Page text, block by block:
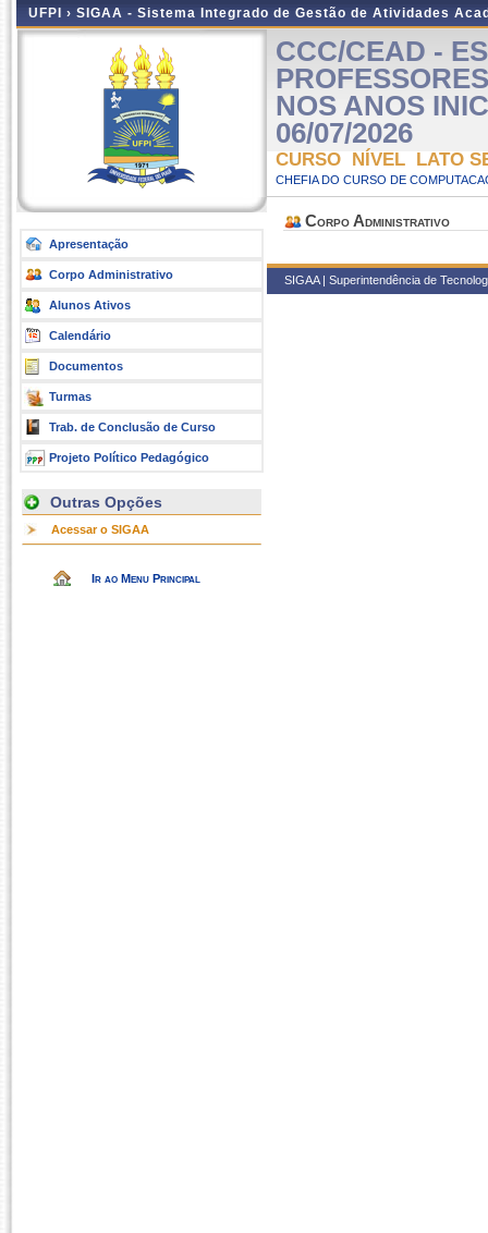
UFPI › SIGAA - Sistema Integrado de Gestão de Atividades
Apresentação
Corpo Administrativo
Alunos Ativos
Calendário
Documentos
Turmas
Trab. de Conclusão de Curso
Projeto Político Pedagógico
Outras Opções
Acessar o SIGAA
Ir ao Menu Principal
CCC/CEAD -
NOS ANOS
06/07/2026
CURSO NÍVEL LATO
CHEFIA DO CURSO DE
Corpo Administrativo
SIGAA | Superintendência de